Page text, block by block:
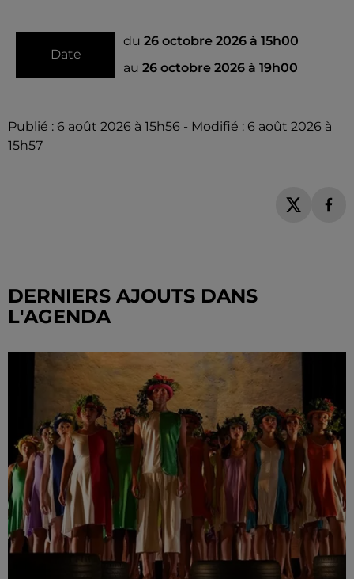
Date
du 26 octobre 2026 à 15h00
au 26 octobre 2026 à 19h00
Publié : 6 août 2026 à 15h56 - Modifié : 6 août 2026 à
15h57
DERNIERS AJOUTS DANS
L'AGENDA